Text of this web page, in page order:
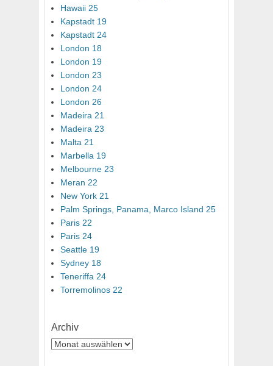
Hawaii 25
Kapstadt 19
Kapstadt 24
London 18
London 19
London 23
London 24
London 26
Madeira 21
Madeira 23
Malta 21
Marbella 19
Melbourne 23
Meran 22
New York 21
Palm Springs, Panama, Marco Island 25
Paris 22
Paris 24
Seattle 19
Sydney 18
Teneriffa 24
Torremolinos 22
Archiv
Archiv